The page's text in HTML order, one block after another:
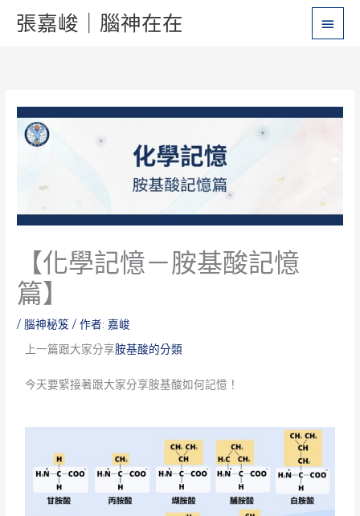
張嘉峻｜腦神在在
主
要
【化學記憶－胺基酸記憶
篇】
/ 腦神秘笈 / 作者:嘉峻
上一篇跟大家分享胺基酸的分類
今天要緊接著跟大家分享胺基酸如何記憶！